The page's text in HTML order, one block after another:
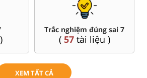
Trắc nghiệm đúng sai 7
( 57tài liệu )
XEM TẤT CẢ